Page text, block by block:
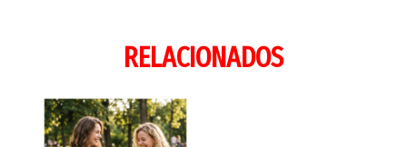
RELACIONADOS